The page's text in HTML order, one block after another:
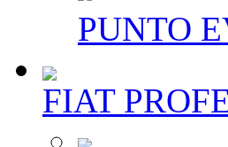
PUNTO
FIAT